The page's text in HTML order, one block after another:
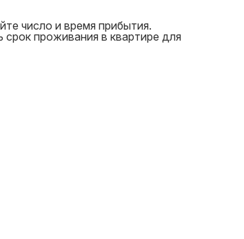
число и время прибытия.
проживания в квартире для